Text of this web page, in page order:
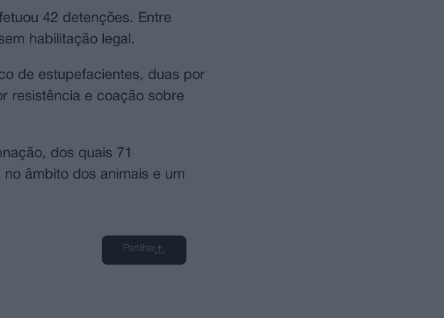
42 detenções. Entre
habilitação legal.
de estupefacientes, duas por
resistência e coação sobre
dos quais 71
âmbito dos animais e um
Partilhar